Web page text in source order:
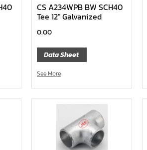
CS A234WPB BW SCH40
Tee 12″ Galvanized
0.00
Data Sheet
See More